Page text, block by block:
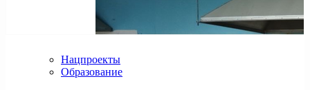
Нацпроекты
Образование